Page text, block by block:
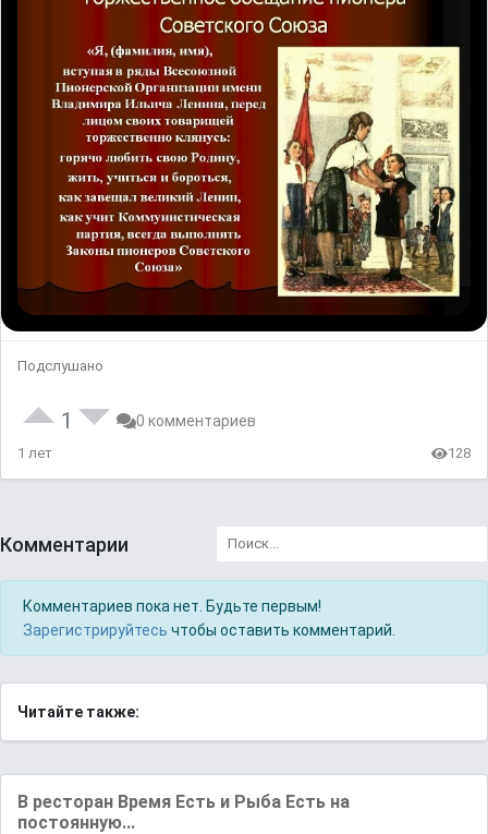
Подслушано
1 0 комментариев
1 лет 128
Комментарии
Комментариев пока нет. Будьте первым!
Зарегистрируйтесь чтобы оставить комментарий.
Читайте также:
В ресторан Время Есть и Рыба Есть на
постоянную...